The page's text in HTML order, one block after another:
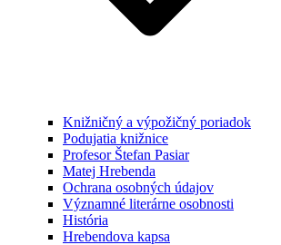
Knižničný a výpožičný poriadok
Podujatia knižnice
Profesor Štefan Pasiar
Matej Hrebenda
Ochrana osobných údajov
Významné literárne osobnosti
História
Hrebendova kapsa